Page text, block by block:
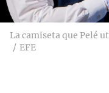
La camiseta que Pelé
EFE